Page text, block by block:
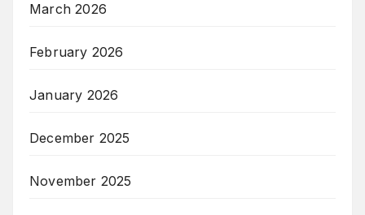
March 2026
February 2026
January 2026
December 2025
November 2025